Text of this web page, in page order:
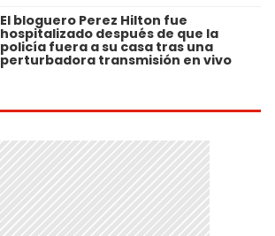
El bloguero Perez Hilton fue
hospitalizado después de que la
policía fuera a su casa tras una
perturbadora transmisión en vivo